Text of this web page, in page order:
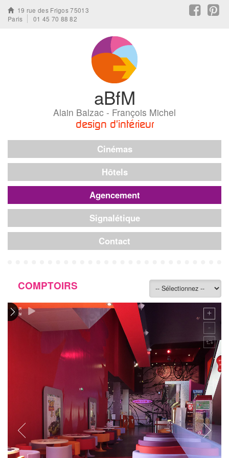
19 rue des Frigos 75013
Paris
01 45 70 88 82
aBfM
Alain Balzac - François Michel
design d'intérieur
Cinémas
Hôtels
Agencement
Signalétique
Contact
COMPTOIRS